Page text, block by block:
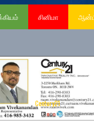
சினிமா
Century21
August 3,